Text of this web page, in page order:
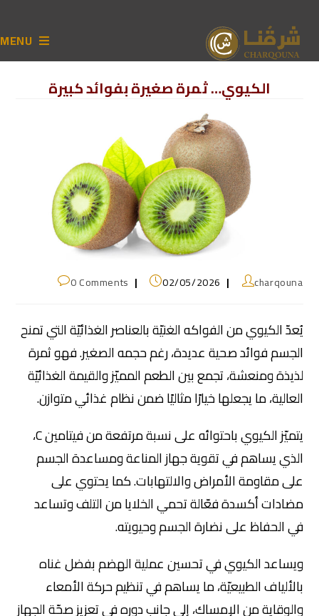
MENU
الكيوي… ثمرة صغيرة بفوائد كبيرة
charqouna
02/05/2026
0 Comments
يُعدّ الكيوي من الفواكه الغنيّة بالعناصر الغذائيّة التي تمنح
الجسم فوائد صحية عديدة، رغم حجمه الصغير. فهو ثمرة
لذيذة ومنعشة، تجمع بين الطعم المميّز والقيمة الغذائيّة
العالية، ما يجعلها خيارًا مثاليًا ضمن نظام غذائي متوازن.
يتميّز الكيوي باحتوائه على نسبة مرتفعة من فيتامين C،
الذي يساهم في تقوية جهاز المناعة ومساعدة الجسم
على مقاومة الأمراض والالتهابات. كما يحتوي على
مضادات أكسدة فعّالة تحمي الخلايا من التلف وتساعد
في الحفاظ على نضارة الجسم وحيويته.
ويساعد الكيوي في تحسين عملية الهضم بفضل غناه
بالألياف الطبيعيّة، ما يساهم في تنظيم حركة الأمعاء
والوقاية من الإمساك، إلى جانب دوره في تعزيز صحّة الجهاز